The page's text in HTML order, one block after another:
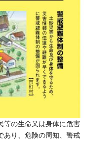
等の生命又は身体に危害
あり、危険の周知、警戒